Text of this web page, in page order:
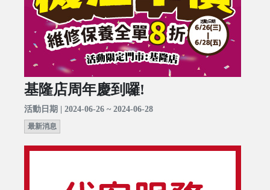
基隆店周年慶到囉!
活動日期 | 2024-06-26 ~ 2024-06-28
最新消息